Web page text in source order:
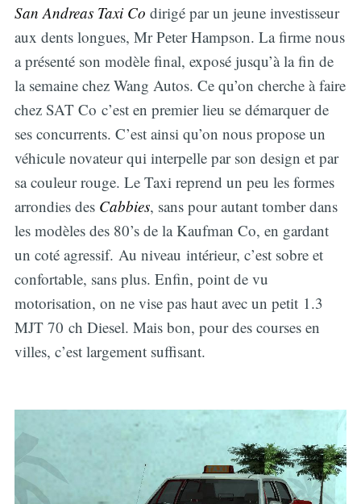
San Andreas Taxi Co dirigé par un jeune investisseur
aux dents longues, Mr Peter Hampson. La firme nous
a présenté son modèle final, exposé jusqu’à la fin de
la semaine chez Wang Autos. Ce qu’on cherche à faire
chez SAT Co c’est en premier lieu se démarquer de
ses concurrents. C’est ainsi qu’on nous propose un
véhicule novateur qui interpelle par son design et par
sa couleur rouge. Le Taxi reprend un peu les formes
arrondies des Cabbies, sans pour autant tomber dans
les modèles des 80’s de la Kaufman Co, en gardant
un coté agressif. Au niveau intérieur, c’est sobre et
confortable, sans plus. Enfin, point de vu
motorisation, on ne vise pas haut avec un petit 1.3
MJT 70 ch Diesel. Mais bon, pour des courses en
villes, c’est largement suffisant.